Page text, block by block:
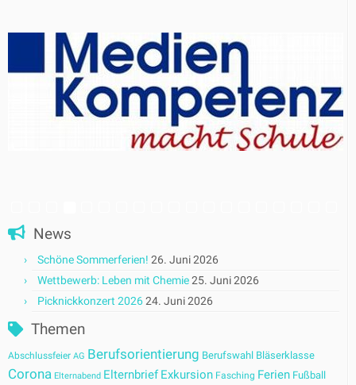
News
Schöne Sommerferien! 26. Juni 2026
Wettbewerb: Leben mit Chemie25. Juni 2026
Picknickkonzert 202624. Juni 2026
Themen
Abschlussfeier AG Berufsorientierung Berufswahl Bläserklasse
Corona Elternabend Elternbrief Exkursion Fasching Ferien Fußball